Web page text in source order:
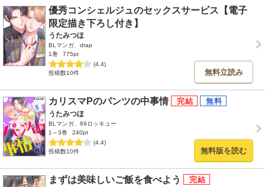
優秀コンシェルジュのセックスサービス【電子
限定描き下ろし付き】
うたみつほ
BLマンガ、drap
1巻
775pt
(4.4)
投稿数10件
無料立読み
カリスマPのパンツの中事情
うたみつほ
BLマンガ、69ロッキュー
1～3巻
240pt
(4.4)
投稿数10件
無料版を読む
まずは美味しいご飯を食べよう